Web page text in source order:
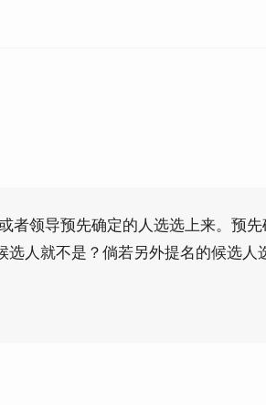
者领导预先确定的人选选上来。预
选人就不是？倘若另外提名的候选人